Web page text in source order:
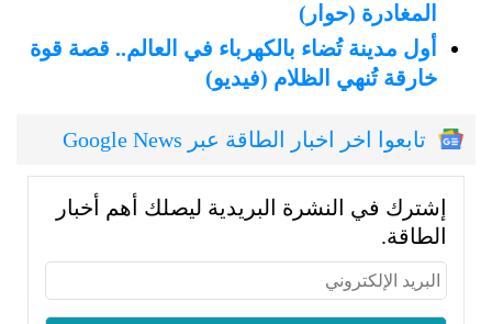
المغادرة (حوار)
أول مدينة تُضاء بالكهرباء في العالم.. قصة قوة
خارقة تُنهي الظلام (فيديو)
تابعوا اخر اخبار الطاقة عبر Google News
إشترك في النشرة البريدية ليصلك أهم أخبار
الطاقة.